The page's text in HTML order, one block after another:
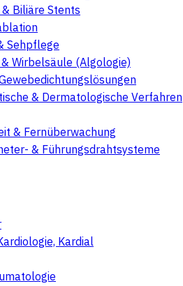
Biliäre Stents
Sehpflege
Wirbelsäule (Algologie)
& Dermatologische Verfahren
& Fernüberwachung
& Führungsdrahtsysteme
Kardial